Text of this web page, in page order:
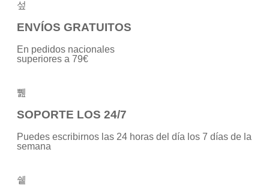
ENVÍOS GRATUITOS
En pedidos nacionales
superiores a 79€
SOPORTE LOS 24/7
Puedes escribirnos las 24 horas del día los 7 días de la
semana